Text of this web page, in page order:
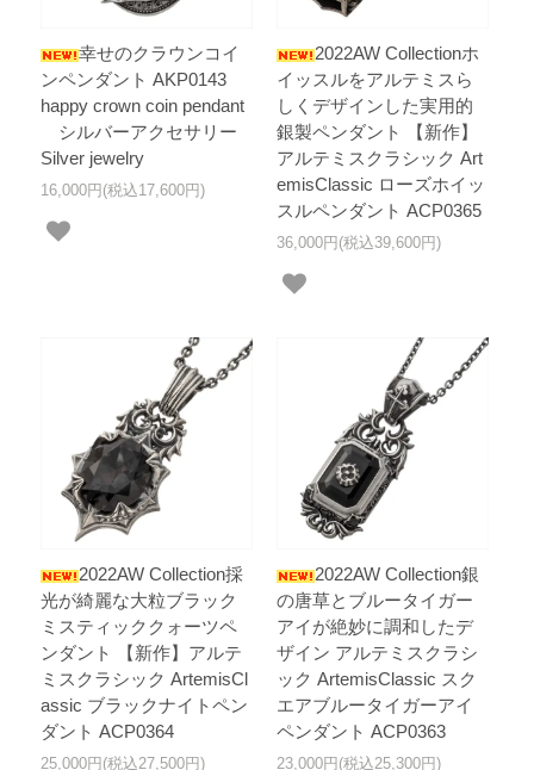
幸せのクラウンコイ
ンペンダント AKP0143
happy crown coin pendant
シルバーアクセサリー
Silver jewelry
16,000円(税込17,600円)
2022AW Collectionホ
イッスルをアルテミスら
しくデザインした実用的
銀製ペンダント 【新作】
アルテミスクラシック Art
emisClassic ローズホイッ
スルペンダント ACP0365
36,000円(税込39,600円)
2022AW Collection採
光が綺麗な大粒ブラック
ミスティッククォーツペ
ンダント 【新作】アルテ
ミスクラシック ArtemisCl
assic ブラックナイトペン
ダント ACP0364
25,000円(税込27,500円)
2022AW Collection銀
の唐草とブルータイガー
アイが絶妙に調和したデ
ザイン アルテミスクラシ
ック ArtemisClassic スク
エアブルータイガーアイ
ペンダント ACP0363
23,000円(税込25,300円)